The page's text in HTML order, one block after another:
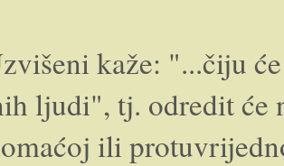
kaže: "...čiju
ljudi", tj. odredit će
ili